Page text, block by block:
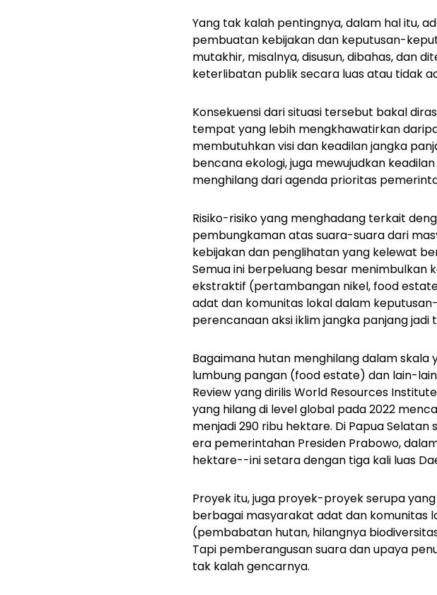
Yang tak kalah pentingnya, dalam hal itu,
pembuatan kebijakan dan keputusan-
mutakhir, misalnya, disusun, dibahas, dan
keterlibatan publik secara luas atau tidak
Konsekuensi dari situasi tersebut bakal
tempat yang lebih mengkhawatirkan
membutuhkan visi dan keadilan jangka
bencana ekologi, juga mewujudkan
menghilang dari agenda prioritas
Risiko-risiko yang menghadang terkait
pembungkaman atas suara-suara dari
kebijakan dan penglihatan yang kelewat
Semua ini berpeluang besar
ekstraktif (pertambangan nikel, food
adat dan komunitas lokal dalam
perencanaan aksi iklim jangka panjang
Bagaimana hutan menghilang dalam
lumbung pangan (food estate) dan lain-
Reviewyang dirilis World Resources
yang hilang di level global pada 2022
menjadi 290 ribu hektare. Di Papua
era pemerintahan Presiden Prabowo,
hektare--ini setara dengan tiga kali luas
Proyek itu, juga proyek-proyek serupa
berbagai masyarakat adat dan komunitas
(pembabatan hutan, hilangnya
Tapi pemberangusan suara dan upaya
tak kalah gencarnya.